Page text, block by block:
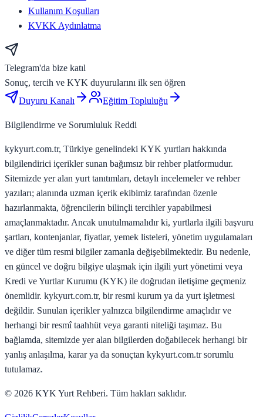
Kullanım Koşulları
KVKK Aydınlatma
Telegram'da bize katıl
Sonuç, tercih ve KYK duyurularını ilk sen öğren
Duyuru Kanalı
Eğitim Topluluğu
Bilgilendirme ve Sorumluluk Reddi
kykyurt.com.tr, Türkiye genelindeki KYK yurtları hakkında
bilgilendirici içerikler sunan bağımsız bir rehber platformudur.
Sitemizde yer alan yurt tanıtımları, detaylı incelemeler ve rehber
yazıları; alanında uzman içerik ekibimiz tarafından özenle
hazırlanmakta, öğrencilerin bilinçli tercihler yapabilmesi
amaçlanmaktadır. Ancak unutulmamalıdır ki, yurtlarla ilgili başvuru
şartları, kontenjanlar, fiyatlar, yemek listeleri, yönetim uygulamaları
ve diğer tüm resmi bilgiler zamanla değişebilmektedir. Bu nedenle,
en güncel ve doğru bilgiye ulaşmak için ilgili yurt yönetimi veya
Kredi ve Yurtlar Kurumu (KYK) ile doğrudan iletişime geçmeniz
önemlidir. kykyurt.com.tr, bir resmi kurum ya da yurt işletmesi
değildir. Sunulan içerikler yalnızca bilgilendirme amaçlıdır ve
herhangi bir resmî taahhüt veya garanti niteliği taşımaz. Bu
bağlamda, sitemizde yer alan bilgilerden doğabilecek herhangi bir
yanlış anlaşılma, karar ya da sonuçtan kykyurt.com.tr sorumlu
tutulamaz.
© 2026 KYK Yurt Rehberi. Tüm hakları saklıdır.